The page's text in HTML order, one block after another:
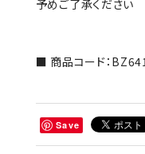
予めご了承ください
■ 商品コード：
Save